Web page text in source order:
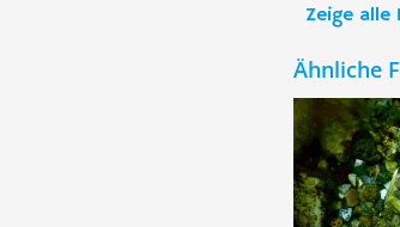
Zeige alle
Ähnliche